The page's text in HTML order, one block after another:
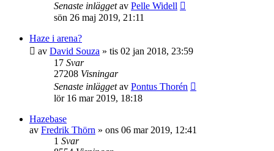
Senaste inläggetav Pelle Widell
sön 26 maj 2019, 21:11
Haze i arena?
av David Souza » tis 02 jan 2018, 23:59
17 Svar
27208 Visningar
Senaste inläggetav Pontus Thorén
lör 16 mar 2019, 18:18
Hazebase
av Fredrik Thörn » ons 06 mar 2019, 12:41
1 Svar